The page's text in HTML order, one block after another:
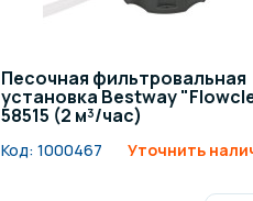
Песочная фильтровальная
установка Bestway
58515 (2 м³/час)
Код: 1000467 Уточнить